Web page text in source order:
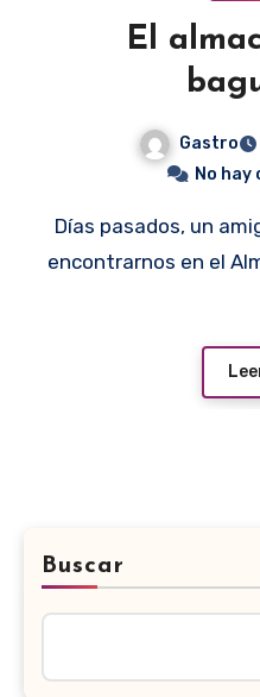
El
Gastro
No hay
Días pasados, un amigo francés me citó para
encontrarnos en el
Buscar